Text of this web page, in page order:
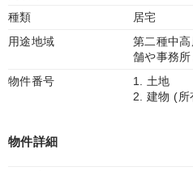
種類
居宅
用途地域
第二種中
舗や事務
物件番号
1. 土地
2. 建物 (所
物件詳細